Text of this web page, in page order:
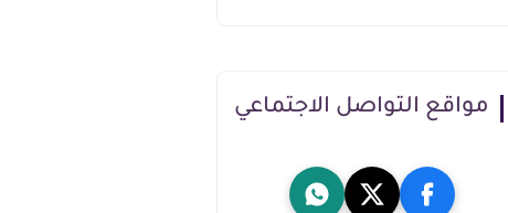
مواقع التواصل الاجتماعي